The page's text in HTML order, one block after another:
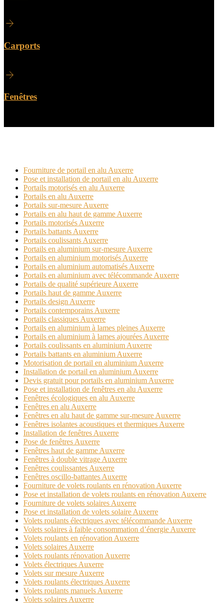
Carports
Fenêtres
Fourniture de portail en alu Auxerre
Pose et installation de portail en alu Auxerre
Portails motorisés en alu Auxerre
Portails en alu Auxerre
Portails sur-mesure Auxerre
Portails en alu haut de gamme Auxerre
Portails motorisés Auxerre
Portails battants Auxerre
Portails coulissants Auxerre
Portails en aluminium sur-mesure Auxerre
Portails en aluminium motorisés Auxerre
Portails en aluminium automatisés Auxerre
Portails en aluminium avec télécommande Auxerre
Portails de qualité supérieure Auxerre
Portails haut de gamme Auxerre
Portails design Auxerre
Portails contemporains Auxerre
Portails classiques Auxerre
Portails en aluminium à lames pleines Auxerre
Portails en aluminium à lames ajourées Auxerre
Portails coulissants en aluminium Auxerre
Portails battants en aluminium Auxerre
Motorisation de portail en aluminium Auxerre
Installation de portail en aluminium Auxerre
Devis gratuit pour portails en aluminium Auxerre
Pose et installation de fenêtres en alu Auxerre
Fenêtres écologiques en alu Auxerre
Fenêtres en alu Auxerre
Fenêtres en alu haut de gamme sur-mesure Auxerre
Fenêtres isolantes acoustiques et thermiques Auxerre
Installation de fenêtres Auxerre
Pose de fenêtres Auxerre
Fenêtres haut de gamme Auxerre
Fenêtres à double vitrage Auxerre
Fenêtres coulissantes Auxerre
Fenêtres oscillo-battantes Auxerre
Fourniture de volets roulants en rénovation Auxerre
Pose et installation de volets roulants en rénovation Auxerre
Fourniture de volets solaires Auxerre
Pose et installation de volets solaire Auxerre
Volets roulants électriques avec télécommande Auxerre
Volets solaires à faible consommation d’énergie Auxerre
Volets roulants en rénovation Auxerre
Volets solaires Auxerre
Volets roulants rénovation Auxerre
Volets électriques Auxerre
Volets sur mesure Auxerre
Volets roulants électriques Auxerre
Volets roulants manuels Auxerre
Volets solaires Auxerre